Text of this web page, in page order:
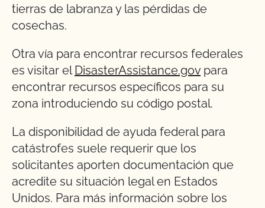
tierras de labranza y las pérdidas de
cosechas.
Otra vía para encontrar recursos federales
es visitar elDisasterAssistance.govpara
encontrar recursos específicos para su
zona introduciendo su código postal.
La disponibilidad de ayuda federal para
catástrofes suele requerir que los
solicitantes aporten documentación que
acredite su situación legal en Estados
Unidos. Para más información sobre los